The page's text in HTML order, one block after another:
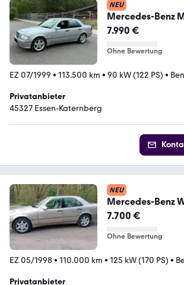
NEU
Mercedes-Benz
C180 Classic
7.990 €
Ohne Bewertung
EZ 07/1999 • 113.500 km • 90 kW (122 PS) •
Privatanbieter
45327 Essen-Katernberg
NEU
Mercedes-Benz
Automatik
7.700 €
Ohne Bewertung
EZ 05/1998• 110.000 km • 125 kW (170 PS) •
Privatanbieter